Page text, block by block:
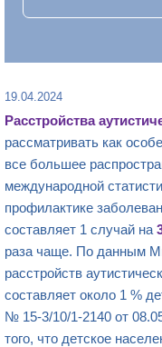
19.04.2024
Расстройства
рассматривать как
все большее
международной
профилактике
составляет 1 случай на
раза чаще. По данным
расстройств
составляет около 1 %
№ 15-3/10/1-2140 от
того, что детское